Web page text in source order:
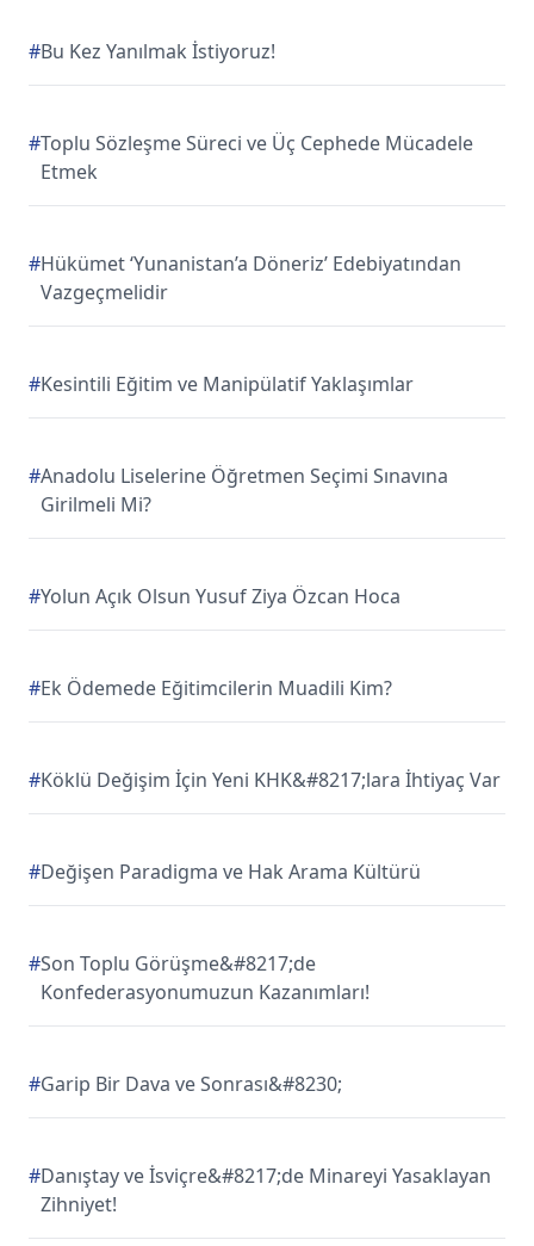
#Bu Kez Yanılmak İstiyoruz!
#Toplu Sözleşme Süreci ve Üç Cephede Mücadele
Etmek
#Hükümet ‘Yunanistan’a Döneriz’ Edebiyatından
Vazgeçmelidir
#Kesintili Eğitim ve Manipülatif Yaklaşımlar
#Anadolu Liselerine Öğretmen Seçimi Sınavına
Girilmeli Mi?
#Yolun Açık Olsun Yusuf Ziya Özcan Hoca
#Ek Ödemede Eğitimcilerin Muadili Kim?
#Köklü Değişim İçin Yeni KHK&#8217;lara İhtiyaç Var
#Değişen Paradigma ve Hak Arama Kültürü
#Son Toplu Görüşme&#8217;de
Konfederasyonumuzun Kazanımları!
#Garip Bir Dava ve Sonrası&#8230;
#Danıştay ve İsviçre&#8217;de Minareyi Yasaklayan
Zihniyet!